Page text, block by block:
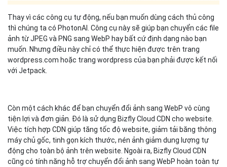
Thay vì các công cụ tự động, nếu bạn muốn dùng cách thủ công
thì chúng ta có PhotonAI. Công cụ này sẽ giúp bạn chuyển các file
ảnh từ JPEG và PNG sang WebP hay bất cứ định dạng nào bạn
muốn. Nhưng điều này chỉ có thể thực hiện được trên trang
wordpress.com hoặc trang wordpress của bạn phải được kết nối
với Jetpack.
Còn một cách khác để bạn chuyển đổi ảnh sang WebP vô cùng
tiện lợi và đơn giản. Đó là sử dụng Bizfly Cloud CDN cho website.
Việc tích hợp CDN giúp tăng tốc độ website, giảm tải băng thông
máy chủ gốc, tinh gọn kích thước, nén ảnh giảm dung lượng tự
động cho toàn bộ ảnh trên website. Ngoài ra, Bizfly Cloud CDN
cũng có tính năng hỗ trợ chuyển đổi ảnh sang WebP hoàn toàn tự